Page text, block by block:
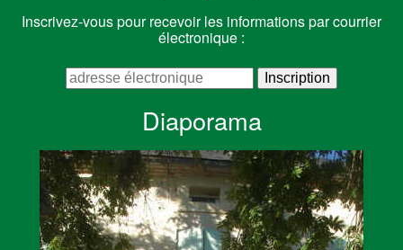
Inscrivez-vous pour recevoir les informations par courrier
électronique :
Diaporama